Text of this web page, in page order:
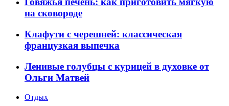
на сковороде
Клафути с черешней: классическая
французкая выпечка
Ленивые голубцы с курицей в духовке от
Ольги Матвей
Отдых